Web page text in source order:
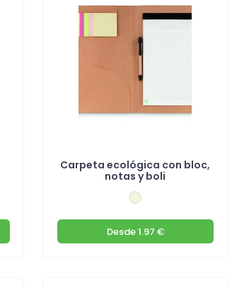
Carpeta ecológica con bloc,
notas y boli
Desde1.97 €